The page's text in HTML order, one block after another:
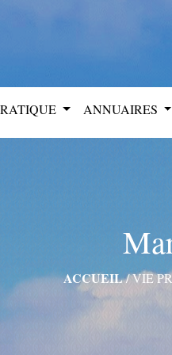
ANNUAIRES
ACCUEIL/VIE